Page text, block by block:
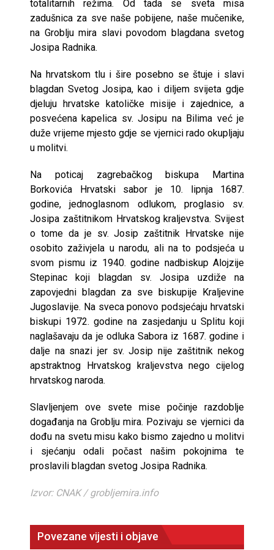
totalitarnih režima. Od tada se sveta misa
zadušnica za sve naše pobijene, naše mučenike,
na Groblju mira slavi povodom blagdana svetog
Josipa Radnika.
Na hrvatskom tlu i šire posebno se štuje i slavi
blagdan Svetog Josipa, kao i diljem svijeta gdje
djeluju hrvatske katoličke misije i zajednice, a
posvećena kapelica sv. Josipu na Bilima već je
duže vrijeme mjesto gdje se vjernici rado okupljaju
u molitvi.
Na poticaj zagrebačkog biskupa Martina
Borkovića Hrvatski sabor je 10. lipnja 1687.
godine, jednoglasnom odlukom, proglasio sv.
Josipa zaštitnikom Hrvatskog kraljevstva. Svijest
o tome da je sv. Josip zaštitnik Hrvatske nije
osobito zaživjela u narodu, ali na to podsjeća u
svom pismu iz 1940. godine nadbiskup Alojzije
Stepinac koji blagdan sv. Josipa uzdiže na
zapovjedni blagdan za sve biskupije Kraljevine
Jugoslavije. Na sveca ponovo podsjećaju hrvatski
biskupi 1972. godine na zasjedanju u Splitu koji
naglašavaju da je odluka Sabora iz 1687. godine i
dalje na snazi jer sv. Josip nije zaštitnik nekog
apstraktnog Hrvatskog kraljevstva nego cijelog
hrvatskog naroda.
Slavljenjem ove svete mise počinje razdoblje
događanja na Groblju mira. Pozivaju se vjernici da
dođu na svetu misu kako bismo zajedno u molitvi
i sjećanju odali počast našim pokojnima te
proslavili blagdan svetog Josipa Radnika.
Izvor: CNAK / grobljemira.info
Povezane vijesti i objave